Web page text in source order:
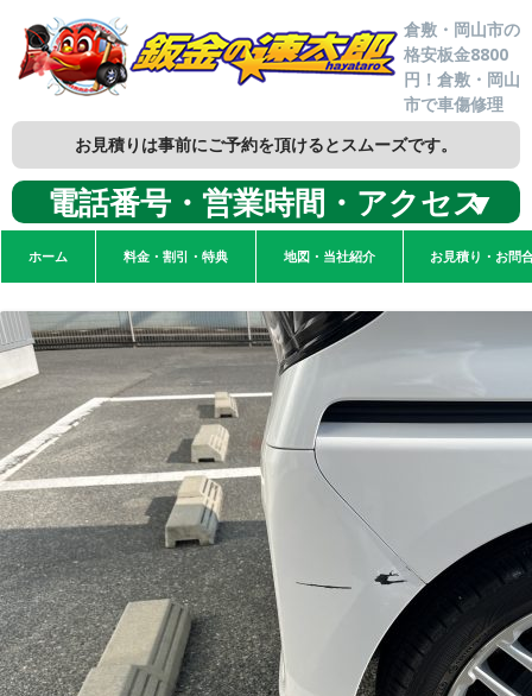
倉敷・岡山市の
格安板金8800
円！倉敷・岡山
市で車傷修理
お見積りは事前にご予約を頂けるとスムーズです。
電話番号・営業時間・アクセス
▼
ホーム 料金・割引・特典 地図・当社紹介 お見積り・お問